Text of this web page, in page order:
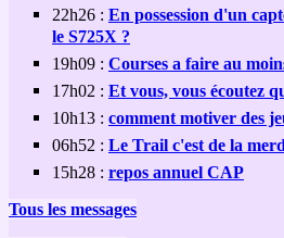
22h26 : En possession d'un
le S725X ?
19h09 : Courses a faire au
17h02 : Et vous, vous écoutez
10h13 : comment motiver des
06h52 : Le Trail c'est de la
15h28 : repos annuel CAP
Tous les messages